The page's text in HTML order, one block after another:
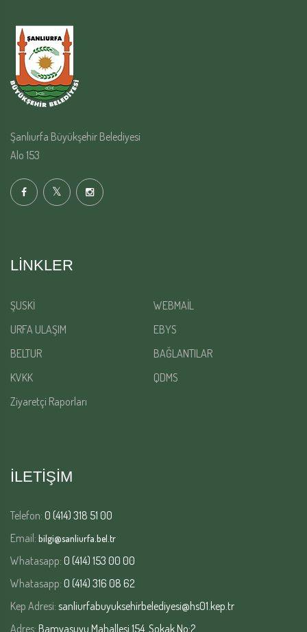
Şanlıurfa Büyükşehir Belediyesi
Alo 153
LINKLER
ŞUSKİ
WEBMAİL
URFA ULAŞIM
EBYS
BELTUR
BAĞLANTILAR
KVKK
QDMS
Ziyaretçi Raporları
İLETİŞİM
Telefon: 0 (414) 318 51 00
Email: bilgi@sanliurfa.bel.tr
Whatasapp: 0 (414) 153 00 00
Whatasapp: 0 (414) 316 08 62
Kep Adresi: sanliurfabuyuksehirbelediyesi@hs01.kep.tr
Adres: Bamyasuyu Mahallesi 154. Sokak No:2